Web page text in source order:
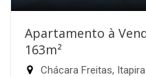
Apartamento à
163m²
Chácara Freitas,